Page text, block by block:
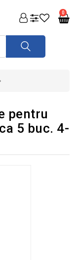
0
pentru
5 buc. 4-